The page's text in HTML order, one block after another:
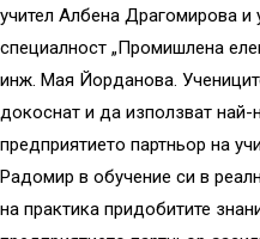
учител Албена Драгомирова и
специалност „Промишлена
инж. Мая Йорданова.
докоснат и да използват най-
предприятието партньор на
Радомир в обучение си в
на практика придобитите